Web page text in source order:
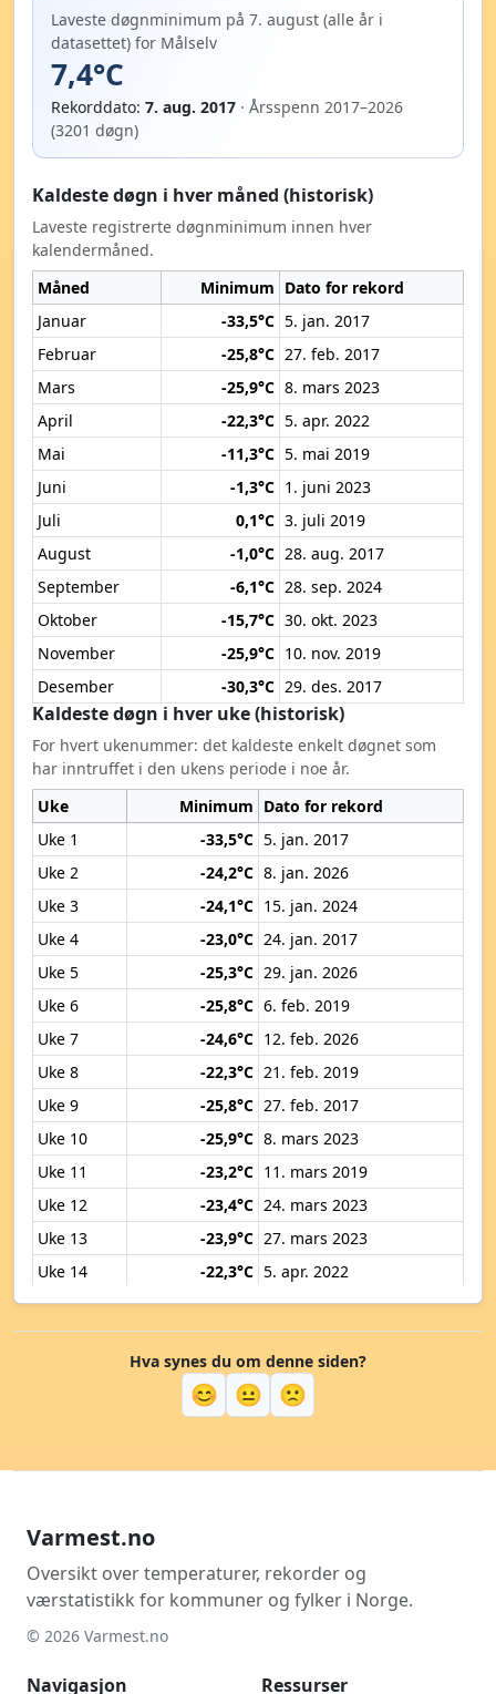
Laveste døgnminimum på 7. august (alle år i
datasettet) for Målselv
7,4°C
Rekorddato: 7. aug. 2017 · Årsspenn 2017–2026
(3201 døgn)
Kaldeste døgn i hver måned (historisk)
Laveste registrerte døgnminimum innen hver
kalendermåned.
Måned
Minimum Dato for rekord
Januar
-33,5°C 5. jan. 2017
Februar
-25,8°C 27. feb. 2017
Mars
-25,9°C 8. mars 2023
April
-22,3°C 5. apr. 2022
Mai
-11,3°C 5. mai 2019
Juni
-1,3°C 1. juni 2023
Juli
0,1°C 3. juli 2019
August
-1,0°C 28. aug. 2017
September
-6,1°C 28. sep. 2024
Oktober
-15,7°C 30. okt. 2023
November
-25,9°C 10. nov. 2019
Desember
-30,3°C 29. des. 2017
Kaldeste døgn i hver uke (historisk)
For hvert ukenummer: det kaldeste enkelt døgnet som
har inntruffet i den ukens periode i noe år.
Uke
Minimum Dato for rekord
Uke 1
-33,5°C 5. jan. 2017
Uke 2
-24,2°C 8. jan. 2026
Uke 3
-24,1°C 15. jan. 2024
Uke 4
-23,0°C 24. jan. 2017
Uke 5
-25,3°C 29. jan. 2026
Uke 6
-25,8°C 6. feb. 2019
Uke 7
-24,6°C 12. feb. 2026
Uke 8
-22,3°C 21. feb. 2019
Uke 9
-25,8°C 27. feb. 2017
Uke 10
-25,9°C 8. mars 2023
Uke 11
-23,2°C 11. mars 2019
Uke 12
-23,4°C 24. mars 2023
Uke 13
-23,9°C 27. mars 2023
Uke 14
-22,3°C 5. apr. 2022
Uke 15
-16,3°C 11. apr. 2019
Uke 16
-13,4°C 17. apr. 2017
-15,8°C 26. apr. 2025
-11,3°C
5. mai 2019
Uke 20
-8,1°C 14. mai 2020
Uke 22
Uke 23
0,1°C 10. juni 2023
Uke 24
-0,8°C
12. juni 2019
Uke 25
Hva synes du om denne siden?
😊 😐 🙁
Varmest.no
Oversikt over temperaturer, rekorder og
værstatistikk for kommuner og fylker i Norge.
© 2026 Varmest.no
Navigasjon
Ressurser